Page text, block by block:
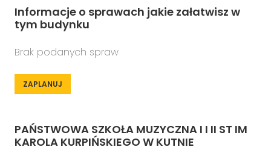
Informacje o sprawach jakie załatwisz w
tym budynku
Brak podanych spraw
ZAPLANUJ
PAŃSTWOWA SZKOŁA MUZYCZNA I I II ST IM
KAROLA KURPIŃSKIEGO W KUTNIE